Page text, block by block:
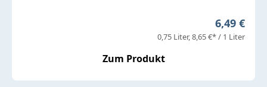
Regulärer
6,49 €
0,75 Liter 8,65 €* / 1 Liter
Zum Produkt